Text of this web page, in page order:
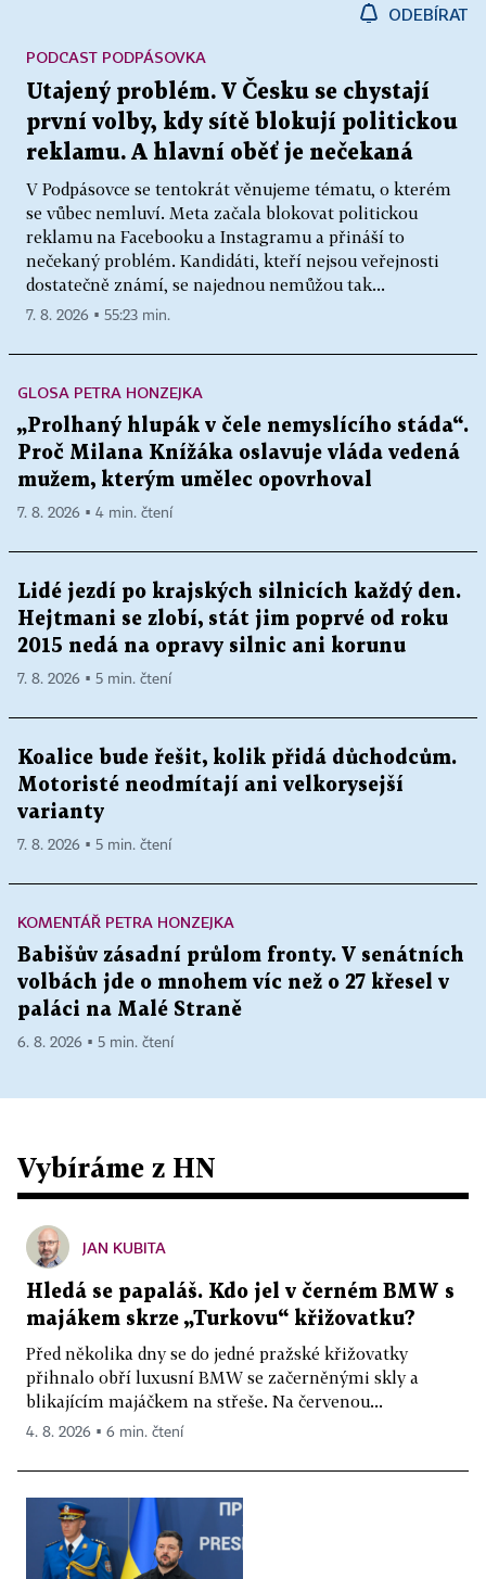
ODEBÍRAT
Utajený problém. V Česku se chystají
první volby, kdy sítě blokují politickou
reklamu. A hlavní oběť je nečekaná
V Podpásovce se tentokrát věnujeme tématu, o kterém
se vůbec nemluví. Meta začala blokovat politickou
reklamu na Facebooku a Instagramu a přináší to
nečekaný problém. Kandidáti, kteří nejsou veřejnosti
dostatečně známí, se najednou nemůžou tak...
PODCAST PODPÁSOVKA
7. 8. 2026 ▪ 55:23 min.
GLOSA PETRA HONZEJKA
„Prolhaný hlupák v čele nemyslícího stáda“.
Proč Milana Knížáka oslavuje vláda vedená
mužem, kterým umělec opovrhoval
7. 8. 2026 ▪ 4 min. čtení
Lidé jezdí po krajských silnicích každý den.
Hejtmani se zlobí, stát jim poprvé od roku
2015 nedá na opravy silnic ani korunu
7. 8. 2026 ▪ 5 min. čtení
Koalice bude řešit, kolik přidá důchodcům.
Motoristé neodmítají ani velkorysejší
varianty
7. 8. 2026 ▪ 5 min. čtení
KOMENTÁŘ PETRA HONZEJKA
Babišův zásadní průlom fronty. V senátních
volbách jde o mnohem víc než o 27 křesel v
paláci na Malé Straně
6. 8. 2026 ▪ 5 min. čtení
Vybíráme z HN
JAN KUBITA
Hledá se papaláš. Kdo jel v černém BMW s
majákem skrze „Turkovu“ křižovatku?
Před několika dny se do jedné pražské křižovatky
přihnalo obří luxusní BMW se začerněnými skly a
blikajícím majáčkem na střeše. Na červenou...
4. 8. 2026 ▪ 6 min. čtení